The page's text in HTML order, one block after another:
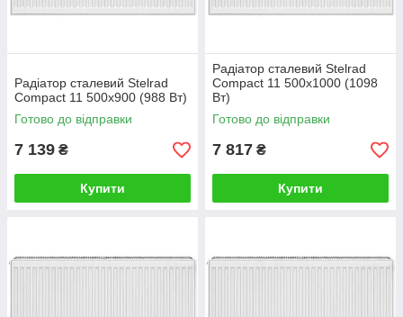
Радіатор сталевий Stelrad
Compact 11 500x900 (988 Вт)
Готово до відправки
7 139 ₴
Купити
Радіатор сталевий Stelrad
Compact 11 500x1000 (1098
Вт)
Готово до відправки
7 817 ₴
Купити